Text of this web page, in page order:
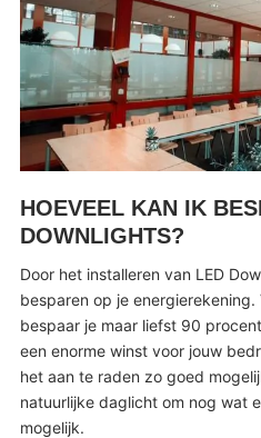
HOEVEEL KAN IK
DOWNLIGHTS?
Door het installeren van LED
besparen op je energierekening.
bespaar je maar liefst 90
een enorme winst voor jouw
het aan te raden zo goed
natuurlijke daglicht om nog wat
mogelijk.